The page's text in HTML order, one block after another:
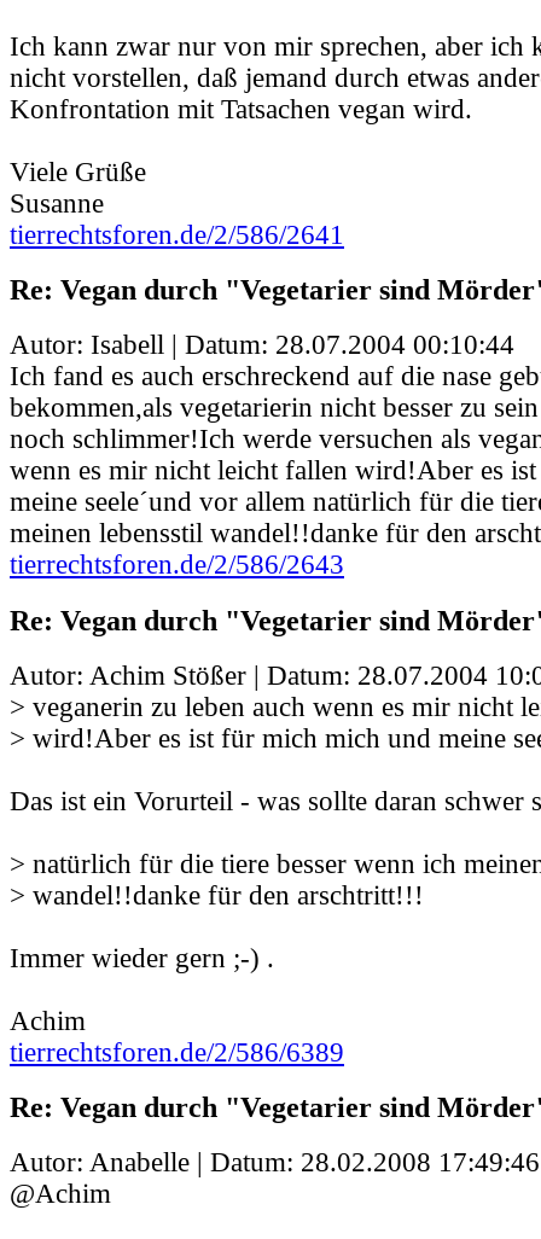
Ich kann zwar nur von mir sprechen, aber ich
nicht vorstellen, daß jemand durch etwas
Konfrontation mit Tatsachen vegan wird.
Viele Grüße
Susanne
tierrechtsforen.de/2/586/2641
Re: Vegan durch "Vegetarier sind
Autor: Isabell | Datum: 28.07.2004 00:10:44
Ich fand es auch erschreckend auf die nase
bekommen,als vegetarierin nicht besser zu
noch schlimmer!Ich werde versuchen als
wenn es mir nicht leicht fallen wird!Aber es
meine seele´und vor allem natürlich für die
meinen lebensstil wandel!!danke für den
tierrechtsforen.de/2/586/2643
Re: Vegan durch "Vegetarier sind
Autor: Achim Stößer | Datum: 28.07.2004
> veganerin zu leben auch wenn es mir nicht
> wird!Aber es ist für mich mich und meine
Das ist ein Vorurteil - was sollte daran schwer
> natürlich für die tiere besser wenn ich
> wandel!!danke für den arschtritt!!!
Immer wieder gern ;-) .
Achim
tierrechtsforen.de/2/586/6389
Re: Vegan durch "Vegetarier sind
Autor: Anabelle | Datum: 28.02.2008 17:49:46
@Achim